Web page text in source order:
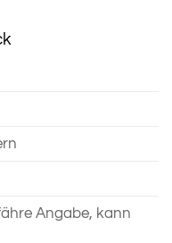
Angabe, kann